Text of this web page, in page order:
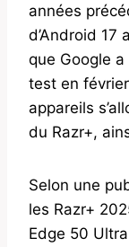
années
d’Android 17
que Google
test en
appareils
du Razr+,
Selon une
les Razr+
Edge 50